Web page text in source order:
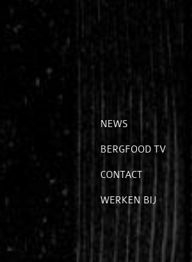
Open
voor
NEWS
BERGFOOD TV
CONTACT
WERKEN BIJ